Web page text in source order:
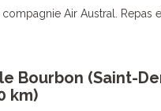
Air Austral. Repas
Bourbon (Saint-
km)